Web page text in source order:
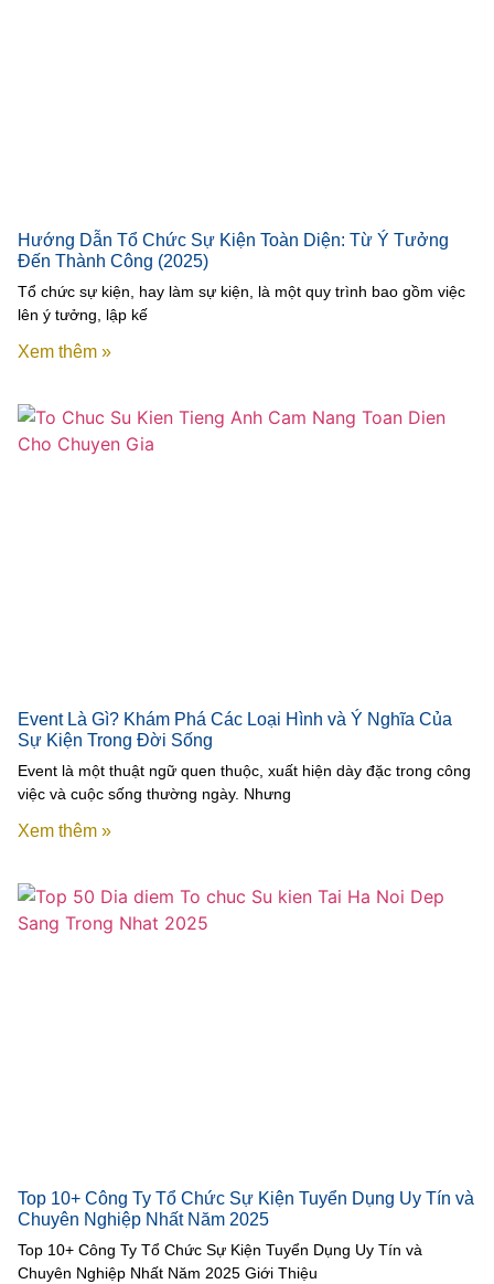
Hướng Dẫn Tổ Chức Sự Kiện Toàn Diện: Từ Ý Tưởng
Đến Thành Công (2025)
Tổ chức sự kiện, hay làm sự kiện, là một quy trình bao gồm việc
lên ý tưởng, lập kế
Xem thêm »
Event Là Gì? Khám Phá Các Loại Hình và Ý Nghĩa Của
Sự Kiện Trong Đời Sống
Event là một thuật ngữ quen thuộc, xuất hiện dày đặc trong công
việc và cuộc sống thường ngày. Nhưng
Xem thêm »
Top 10+ Công Ty Tổ Chức Sự Kiện Tuyển Dụng Uy Tín và
Chuyên Nghiệp Nhất Năm 2025
Top 10+ Công Ty Tổ Chức Sự Kiện Tuyển Dụng Uy Tín và
Chuyên Nghiệp Nhất Năm 2025 Giới Thiệu